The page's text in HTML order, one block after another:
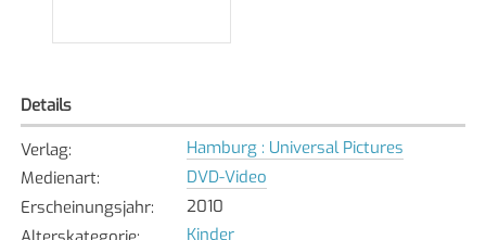
Details
Verlag:
Hamburg : Universal Pictures
Medienart:
DVD-Video
Erscheinungsjahr:
2010
Kinder